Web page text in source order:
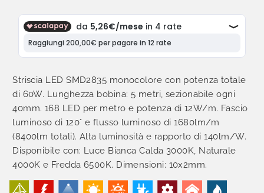
Striscia LED SMD2835 monocolore con potenza totale
di 60W. Lunghezza bobina: 5 metri, sezionabile ogni
40mm. 168 LED per metro e potenza di 12W/m. Fascio
luminoso di 120° e flusso luminoso di 1680lm/m
(8400lm totali). Alta luminosità e rapporto di 140lm/W.
Disponibile con: Luce Bianca Calda 3000K, Naturale
4000K e Fredda 6500K. Dimensioni: 10x2mm.